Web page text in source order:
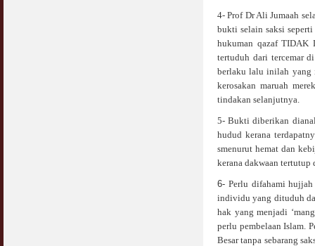
4- Prof Dr Ali Jumaah
bukti selain saksi
hukuman qazaf TIDAK
tertuduh dari tercemar
berlaku lalu inilah yang
kerosakan maruah
tindakan selanjutnya.
5- Bukti diberikan
hudud kerana
smenurut hemat dan
kerana dakwaan tertutup
6-Perlu difahami
individu yang dituduh
hak yang menjadi
perlu pembelaan Islam.
Besar tanpa sebarang